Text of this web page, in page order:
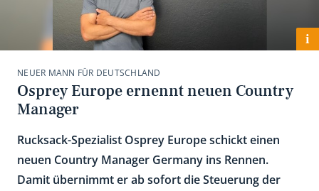
i
NEUER MANN FÜR DEUTSCHLAND
Osprey Europe ernennt neuen Country
Manager
Rucksack-Spezialist Osprey Europe schickt einen
neuen Country Manager Germany ins Rennen.
Damit übernimmt er ab sofort die Steuerung der